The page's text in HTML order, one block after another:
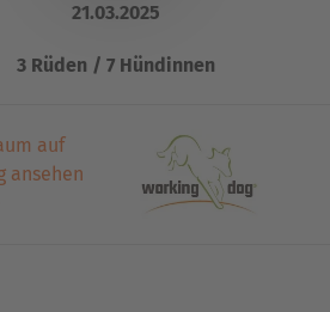
21.03.2025
3 Rüden / 7 Hündinnen
auf
ansehen